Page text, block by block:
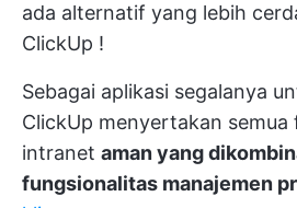
ada alternatif yang lebih
ClickUp !
Sebagai aplikasi segalanya
ClickUp menyertakan
intranet aman yang
fungsionalitas manajemen